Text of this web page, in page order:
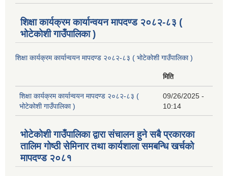
शिक्षा कार्यक्रम कार्यान्वयन मापदण्ड २०८२-८३ (
भोटेकोशी गाउँपालिका )
शिक्षा कार्यक्रम कार्यान्वयन मापदण्ड २०८२-८३ ( भोटेकोशी गाउँपालिका )
मिति
शिक्षा कार्यक्रम कार्यान्वयन मापदण्ड २०८२-८३ (
भोटेकोशी गाउँपालिका )
09/26/2025 -
10:14
भोटेकोशी गाउँपालिका द्वारा संचालन हुने सबै प्रकारका
तालिम गोष्ठी सेमिनार तथा कार्यशाला समबन्धि खर्चको
मापदण्ड २०८१